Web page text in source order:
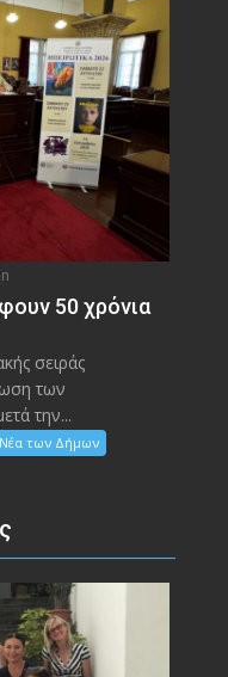
50 χρόνια
σειράς
των
την...
Νέα των Δήμων